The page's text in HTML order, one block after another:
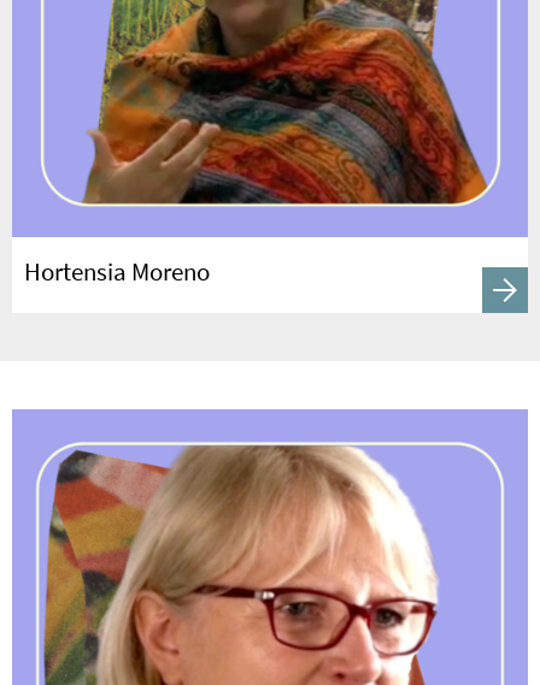
Hortensia Moreno